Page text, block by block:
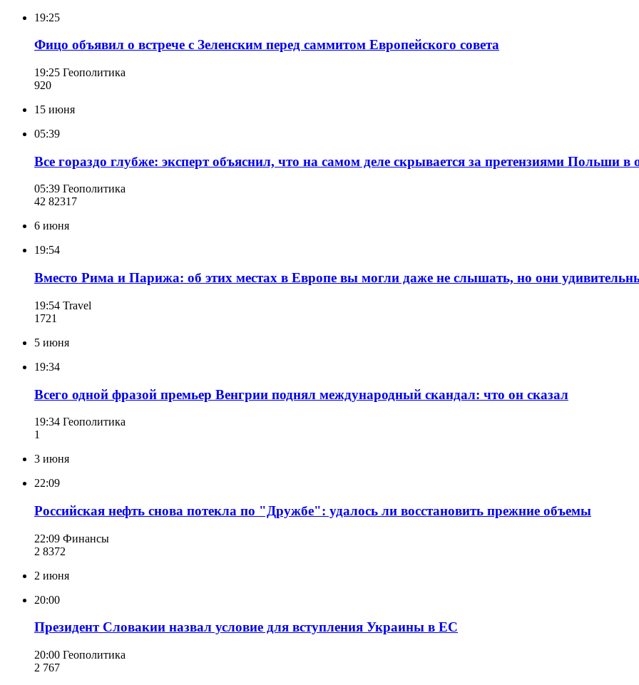
19:25
Фицо объявил о встрече с Зеленским перед саммитом Европейского совета
19:25 Геополитика
920
15 июня
05:39
Все гораздо глубже: эксперт объяснил, что на самом деле скрывается за претензиями Польши
05:39 Геополитика
42 82317
6 июня
19:54
Вместо Рима и Парижа: об этих местах в Европе вы могли даже не слышать, но они
19:54 Travel
1721
5 июня
19:34
Всего одной фразой премьер Венгрии поднял международный скандал: что он сказал
19:34 Геополитика
1
3 июня
22:09
Российская нефть снова потекла по "Дружбе": удалось ли восстановить прежние объемы
22:09 Финансы
2 8372
2 июня
20:00
Президент Словакии назвал условие для вступления Украины в ЕС
20:00 Геополитика
2 767